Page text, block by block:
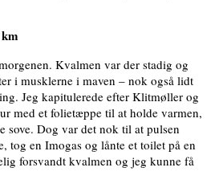
Kvalmen var der stadig og
i musklerne i maven – nok også lidt
Jeg kapitulerede efter Klitmøller og
med et folietæppe til at holde varmen,
sove. Dog var det nok til at pulsen
tog en Imogas og lånte et toilet på en
forsvandt kvalmen og jeg kunne få